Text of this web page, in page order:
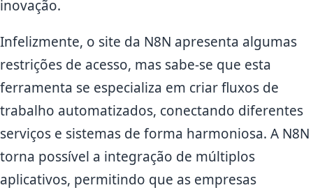
inovação.
Infelizmente, o site da N8N apresenta algumas
restrições de acesso, mas sabe-se que esta
ferramenta se especializa em criar fluxos de
trabalho automatizados, conectando diferentes
serviços e sistemas de forma harmoniosa. A N8N
torna possível a integração de múltiplos
aplicativos, permitindo que as empresas